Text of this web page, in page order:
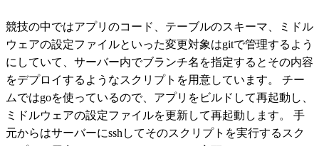
競技の中ではアプリのコード、テーブルのスキーマ、ミドル
ウェアの設定ファイルといった変更対象はgitで管理するよう
にしていて、サーバー内でブランチ名を指定するとその内容
をデプロイするようなスクリプトを用意しています。 チー
ムではgoを使っているので、アプリをビルドして再起動し、
ミドルウェアの設定ファイルを更新して再起動します。 手
元からはサーバーにsshしてそのスクリプトを実行するスク